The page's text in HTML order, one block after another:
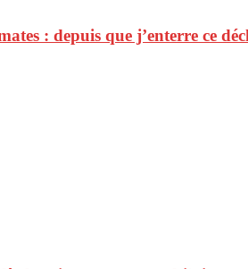
: depuis que j’enterre ce